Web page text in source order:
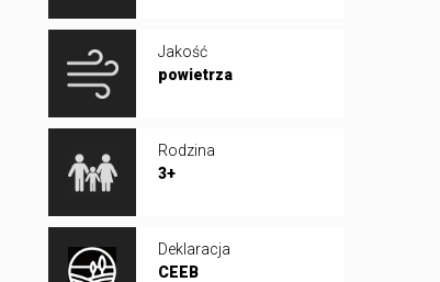
Jakość
powietrza
Rodzina
3+
Deklaracja
CEEB